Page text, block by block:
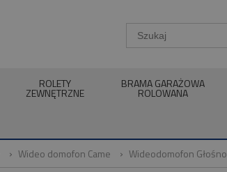
ROLETY
ZEWNĘTRZNE
BRAMA GARAŻOWA
ROLOWANA
Wideo domofon Came Wideodomofon